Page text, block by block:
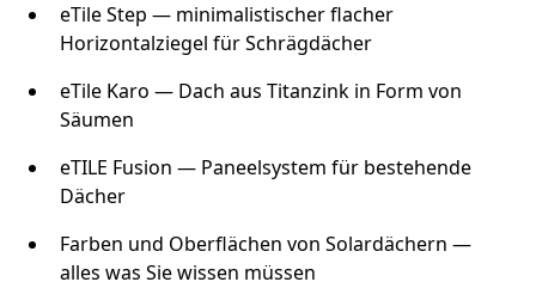
eTile Step — minimalistischer flacher
Horizontalziegel für Schrägdächer
eTile Karo — Dach aus Titanzink in Form von
Säumen
eTILE Fusion — Paneelsystem für bestehende
Dächer
Farben und Oberflächen von Solardächern —
alles was Sie wissen müssen